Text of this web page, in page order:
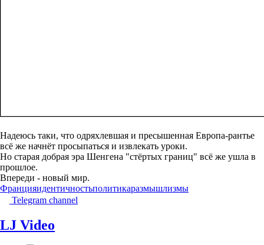
Надеюсь таки, что одряхлевшая и пресышенная Европа-рантье
всё же начнёт просыпаться и извлекать уроки.
Но старая добрая эра Шенгена "стёртых границ" всё же ушла в
прошлое.
Впереди - новый мир.
Францияидентичностьполитикаразмышлизмы
Telegram channel
LJ Video